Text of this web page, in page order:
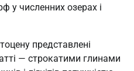
у численних озерах і
представлені
— строкатими глинами